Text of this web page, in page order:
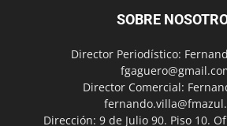
SOBRE
Director Periodístico:
Director Comercial:
Dirección: 9 de Julio 90. Piso 10. Of